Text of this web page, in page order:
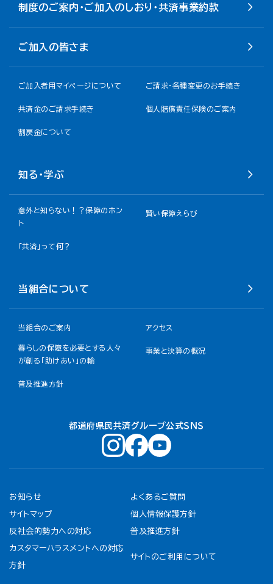
制度のご案内・ご加入のしおり・共済事業約款
ご加入の皆さま
ご加入者用マイページについて ご請求・各種変更のお手続き
共済金のご請求手続き 個人賠償責任保険のご案内
割戻金について​
知る・学ぶ
意外と知らない！？保障のホン
ト
賢い保障えらび
「共済」って何？
当組合について
当組合のご案内 アクセス
暮らしの保障を必要とする人々
が創る「助けあい」の輪
事業と決算の概況
普及推進方針
都道府県民共済グループ公式ＳＮＳ
お知らせ よくあるご質問
サイトマップ 個人情報保護方針
反社会的勢力への対応 普及推進方針
カスタマーハラスメントへの対応
方針
サイトのご利用について